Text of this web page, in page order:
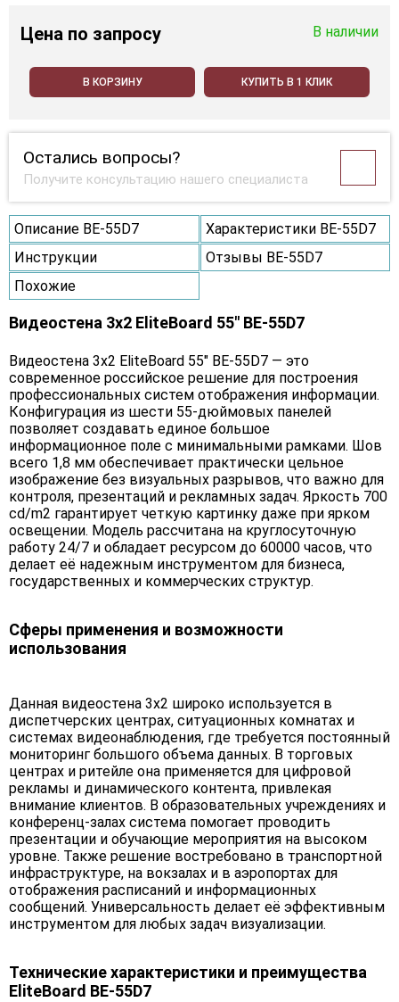
Цена по запросу В наличии
В КОРЗИНУ КУПИТЬ В 1 КЛИК
Остались вопросы?
Получите консультацию нашего специалиста
Описание BE-55D7
Характеристики BE-55D7
Инструкции
Отзывы BE-55D7
Похожие
Видеостена 3x2 EliteBoard 55" BE-55D7
Видеостена 3х2 EliteBoard 55" BE-55D7 — это
современное российское решение для построения
профессиональных систем отображения информации.
Конфигурация из шести 55-дюймовых панелей
позволяет создавать единое большое
информационное поле с минимальными рамками. Шов
всего 1,8 мм обеспечивает практически цельное
изображение без визуальных разрывов, что важно для
контроля, презентаций и рекламных задач. Яркость 700
cd/m2 гарантирует четкую картинку даже при ярком
освещении. Модель рассчитана на круглосуточную
работу 24/7 и обладает ресурсом до 60000 часов, что
делает её надежным инструментом для бизнеса,
государственных и коммерческих структур.
Сферы применения и возможности
использования
Данная видеостена 3х2 широко используется в
диспетчерских центрах, ситуационных комнатах и
системах видеонаблюдения, где требуется постоянный
мониторинг большого объема данных. В торговых
центрах и ритейле она применяется для цифровой
рекламы и динамического контента, привлекая
внимание клиентов. В образовательных учреждениях и
конференц-залах система помогает проводить
презентации и обучающие мероприятия на высоком
уровне. Также решение востребовано в транспортной
инфраструктуре, на вокзалах и в аэропортах для
отображения расписаний и информационных
сообщений. Универсальность делает её эффективным
инструментом для любых задач визуализации.
Технические характеристики и преимущества
EliteBoard BE-55D7